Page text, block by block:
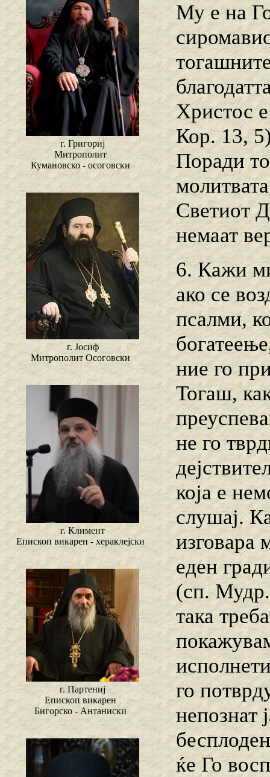
г. Григориј
Митрополит
Кумановско - осоговски
г. Јосиф
Митрополит Осоговски
г. Климент
Епископ викарен - хераклејски
г. Партениј
Епископ викарен
Бигорско - Антаниски
Му е на
Христос
Кор. 13,
Поради
Светиот
немаат
6. Кажи
ако се
псалми,
ние го
Тогаш,
не го
која е
слушај.
изговара
еден
(сп.
така
го
непознат
ќе Го